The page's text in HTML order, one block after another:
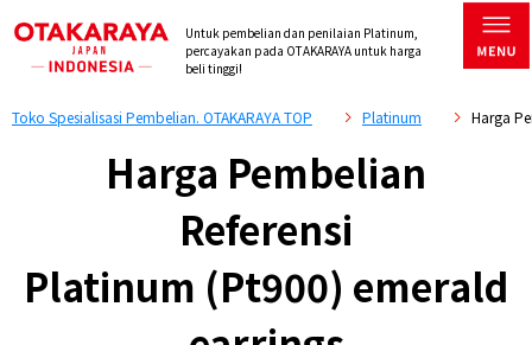
Untuk pembelian dan penilaian Platinum,
percayakan pada OTAKARAYA untuk harga
beli tinggi!
Toko Spesialisasi Pembelian. OTAKARAYA TOP Platinum Harga
Harga Pembelian
Referensi
Platinum (Pt900) emerald